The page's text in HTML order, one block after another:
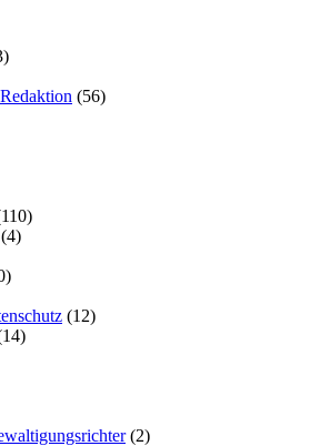
(56)
(4)
(12)
(2)